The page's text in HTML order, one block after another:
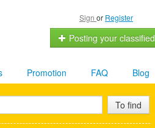
Sign or Register
Posting your classified
Blog
FAQ
Promotion
To find